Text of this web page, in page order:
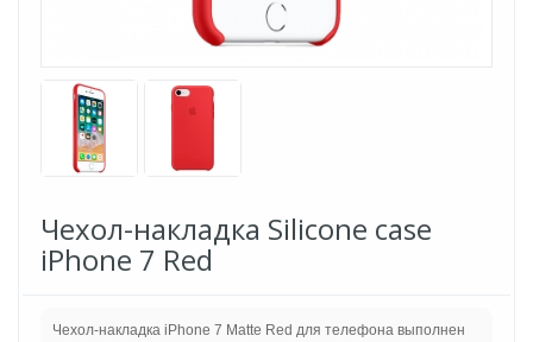
Чехол-накладка Silicone case
iPhone 7 Red
Чехол-накладка iPhone 7 Matte Red для телефона выполнен